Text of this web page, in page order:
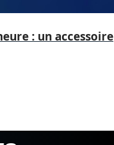
: un accessoire